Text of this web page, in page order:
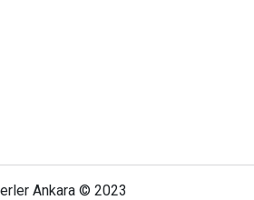
Ankara © 2023